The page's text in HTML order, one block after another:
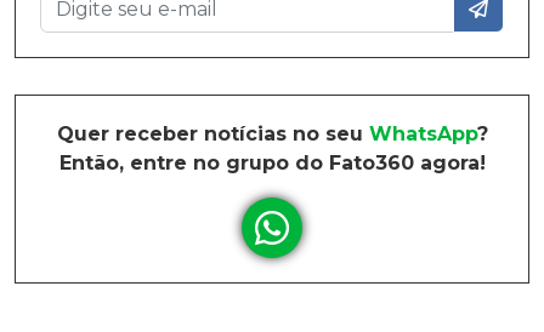
Quer receber notícias no seu WhatsApp?
Então, entre no grupo do Fato360 agora!